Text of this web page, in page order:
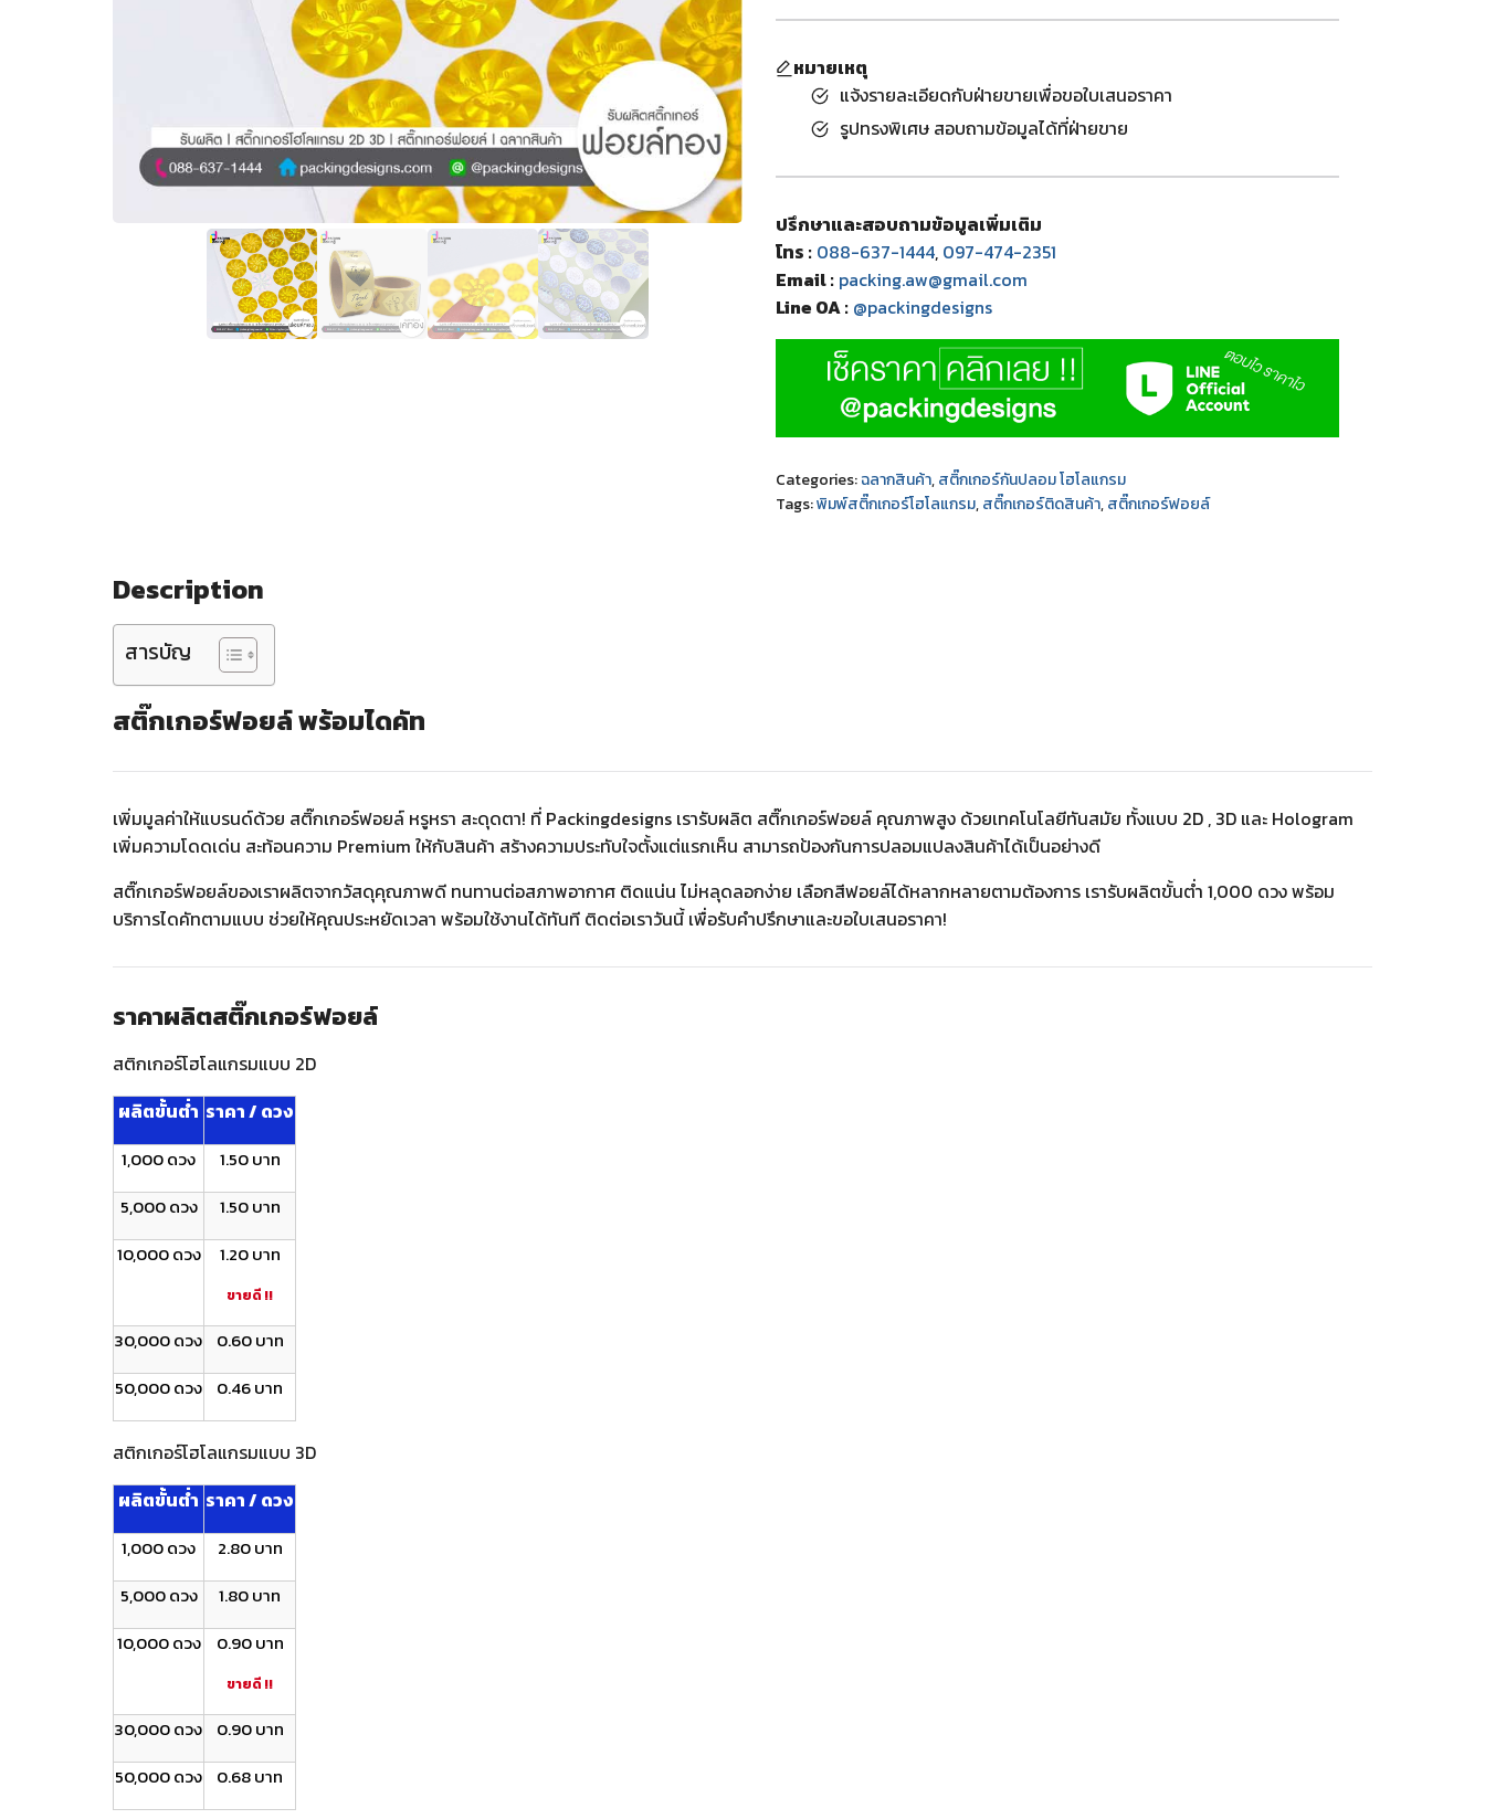
หมายเหตุ
แจ้งรายละเอียดกับฝ่ายขายเพื่อขอใบเสนอราคา
รูปทรงพิเศษ สอบถามข้อมูลได้ที่ฝ่ายขาย
ปรึกษาและสอบถามข้อมูลเพิ่มเติม
โทร : 088-637-1444, 097-474-2351
Email : packing.aw@gmail.com
Line OA : @packingdesigns
Categories:ฉลากสินค้า,สติ๊กเกอร์กันปลอม โฮโลแกรม
Tags:พิมพ์สติ๊กเกอร์โฮโลแกรม,สติ๊กเกอร์ติดสินค้า,สติ๊กเกอร์ฟอยล์
Description
สารบัญ
สติ๊กเกอร์ฟอยล์ พร้อมไดคัท
เพิ่มมูลค่าให้แบรนด์ด้วย สติ๊กเกอร์ฟอยล์ หรูหรา สะดุดตา! ที่ Packingdesigns เรารับผลิต สติ๊กเกอร์ฟอยล์ คุณภาพสูง ด้วยเทคโนโลยีทันสมัย ทั้งแบบ 2D , 3D และ Hologram
เพิ่มความโดดเด่น สะท้อนความ Premium ให้กับสินค้า สร้างความประทับใจตั้งแต่แรกเห็น สามารถป้องกันการปลอมแปลงสินค้าได้เป็นอย่างดี
สติ๊กเกอร์ฟอยล์ของเราผลิตจากวัสดุคุณภาพดี ทนทานต่อสภาพอากาศ ติดแน่น ไม่หลุดลอกง่าย เลือกสีฟอยล์ได้หลากหลายตามต้องการ เรารับผลิตขั้นต่ำ 1,000 ดวง พร้อม
บริการไดคัทตามแบบ ช่วยให้คุณประหยัดเวลา พร้อมใช้งานได้ทันที ติดต่อเราวันนี้ เพื่อรับคำปรึกษาและขอใบเสนอราคา!
ราคาผลิตสติ๊กเกอร์ฟอยล์
สติกเกอร์โฮโลแกรมแบบ 2D
ผลิตขั้นต่ำ ราคา / ดวง
1,000 ดวง
1.50 บาท
5,000 ดวง
1.50 บาท
10,000 ดวง
1.20 บาท
ขายดี !!
30,000 ดวง
0.60 บาท
50,000 ดวง
0.46 บาท
สติกเกอร์โฮโลแกรมแบบ 3D
ผลิตขั้นต่ำ ราคา / ดวง
1,000 ดวง
2.80 บาท
5,000 ดวง
1.80 บาท
10,000 ดวง
0.90 บาท
ขายดี !!
30,000 ดวง
0.90 บาท
50,000 ดวง
0.68 บาท